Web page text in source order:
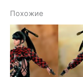
Похожие